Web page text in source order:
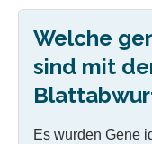
Welche
sind mit
Es wurden Gene